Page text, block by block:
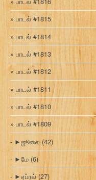
பாடல் #1815
பாடல் #1814
பாடல் #1813
பாடல் #1812
பாடல் #1811
பாடல் #1810
பாடல் #1809
►ஜூலை (42)
►மே (6)
►ஏப்ரல் (27)